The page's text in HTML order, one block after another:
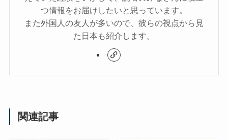
つ情報をお届けしたいと思っています。
また外国人の友人が多いので、彼らの視点から見
た日本も紹介します。
関連記事